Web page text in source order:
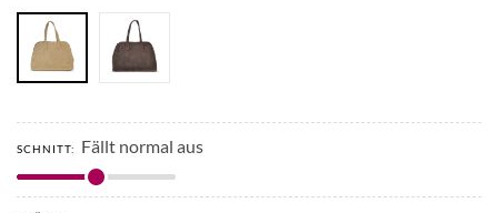
SCHNITT: Fällt normal aus